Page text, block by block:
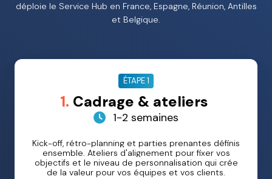
déploie le Service Hub en France, Espagne, Réunion, Antilles
et Belgique.
ÉTAPE 1
1. Cadrage & ateliers
1-2 semaines
Kick-off, rétro-planning et parties prenantes définis
ensemble. Ateliers d'alignement pour fixer vos
objectifs et le niveau de personnalisation qui crée
de la valeur pour vos équipes et vos clients.